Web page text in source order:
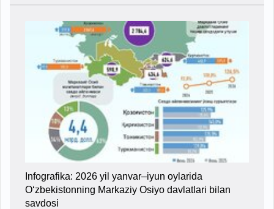
Infografika: 2026 yil yanvar–iyun oylarida
O‘zbekistonning Markaziy Osiyo davlatlari bilan
savdosi